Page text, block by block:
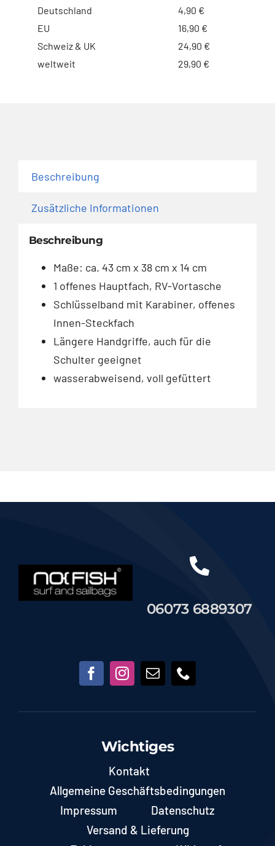
Deutschland
4,90 €
EU
16,90 €
Schweiz & UK
24,90 €
weltweit
29,90 €
Beschreibung
Zusätzliche Informationen
Beschreibung
Maße: ca. 43 cm x 38 cm x 14 cm
1 offenes Hauptfach, RV-Vortasche
Schlüsselband mit Karabiner, offenes
Innen-Steckfach
Längere Handgriffe, auch für die
Schulter geeignet
wasserabweisend, voll gefüttert
06073 6889307
Wichtiges
Kontakt
Allgemeine Geschäftsbedingungen
Impressum
Datenschutz
Versand & Lieferung